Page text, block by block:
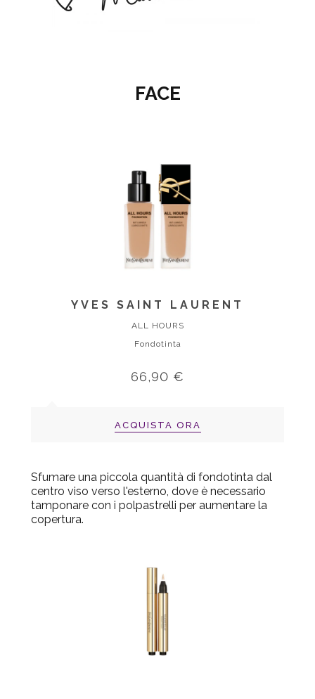
FACE
YVES SAINT LAURENT
ALL HOURS
Fondotinta
66,90 €
ACQUISTA ORA
Sfumare una piccola quantità di fondotinta dal
centro viso verso l'esterno, dove è necessario
tamponare con i polpastrelli per aumentare la
copertura.